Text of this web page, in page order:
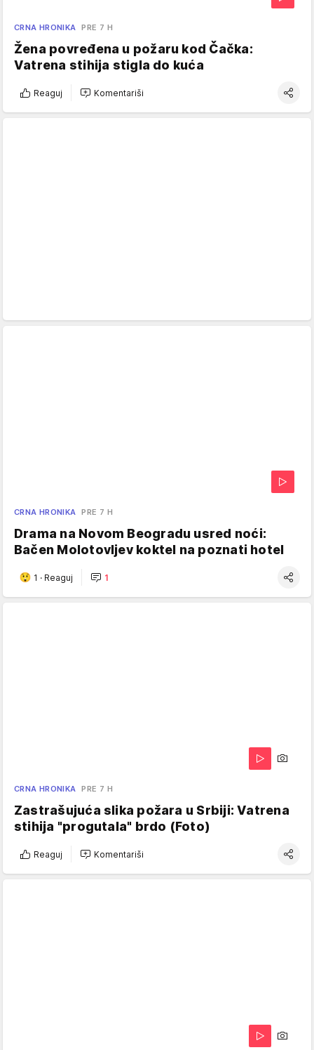
CRNA HRONIKA PRE 7 H
Žena povređena u požaru kod Čačka:
Vatrena stihija stigla do kuća
Reaguj Komentariši
CRNA HRONIKA PRE 7 H
Drama na Novom Beogradu usred noći:
Bačen Molotovljev koktel na poznati hotel
1 · Reaguj 1
CRNA HRONIKA PRE 7 H
Zastrašujuća slika požara u Srbiji: Vatrena
stihija "progutala" brdo (Foto)
Reaguj Komentariši